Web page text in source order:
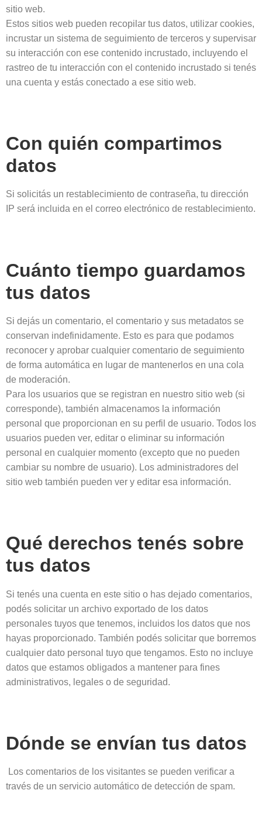
sitio web.
Estos sitios web pueden recopilar tus datos, utilizar cookies,
incrustar un sistema de seguimiento de terceros y supervisar
su interacción con ese contenido incrustado, incluyendo el
rastreo de tu interacción con el contenido incrustado si tenés
una cuenta y estás conectado a ese sitio web.
Con quién compartimos
datos
Si solicitás un restablecimiento de contraseña, tu dirección
IP será incluida en el correo electrónico de restablecimiento.
Cuánto tiempo guardamos
tus datos
Si dejás un comentario, el comentario y sus metadatos se
conservan indefinidamente. Esto es para que podamos
reconocer y aprobar cualquier comentario de seguimiento
de forma automática en lugar de mantenerlos en una cola
de moderación.
Para los usuarios que se registran en nuestro sitio web (si
corresponde), también almacenamos la información
personal que proporcionan en su perfil de usuario. Todos los
usuarios pueden ver, editar o eliminar su información
personal en cualquier momento (excepto que no pueden
cambiar su nombre de usuario). Los administradores del
sitio web también pueden ver y editar esa información.
Qué derechos tenés sobre
tus datos
Si tenés una cuenta en este sitio o has dejado comentarios,
podés solicitar un archivo exportado de los datos
personales tuyos que tenemos, incluidos los datos que nos
hayas proporcionado. También podés solicitar que borremos
cualquier dato personal tuyo que tengamos. Esto no incluye
datos que estamos obligados a mantener para fines
administrativos, legales o de seguridad.
Dónde se envían tus datos
Los comentarios de los visitantes se pueden verificar a
través de un servicio automático de detección de spam.